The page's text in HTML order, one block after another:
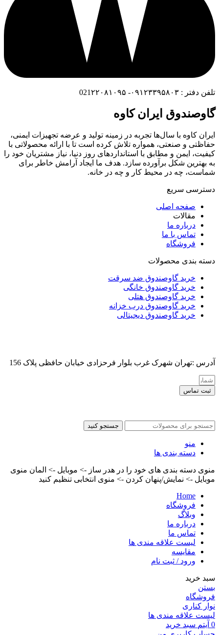
تلفن دفتر : ۰۹۱۲۳۳۹۵۸۰۳- 021۲۲۰۸۱۰۹۵
گاوصندوق ایران کاوه
ایران کاوه با سال‌ها تجربه در زمینه تولید و عرضه تجهیزات ایمنی،
حفاظتی و صنعتی، همواره تلاش کرده است تا با ارائه محصولاتی با
کیفیت، ایمن و مطابق با استانداردهای روز دنیا، نیاز مشتریان خود را
به بهترین شکل برآورده سازد. هدف ما ایجاد آرامش خاطر برای
شماست، چه در محیط کار و چه در خانه.
دسترسی سریع
صفحه اصلی
مقالات
درباره ما
تماس با ما
فروشگاه
دسته بندی محصولات
خرید گاوصندوق ضد سرقت
خرید گاوصندوق خانگی
خرید گاوصندوق هتلی
خرید گاوصندوق درب خزانه
خرید گاوصندوق دیجیتالی
آدرس :تهران شهرک غرب بلوار فرحزادی خیابان حافظی پلاک 156
ثبت تماس
جستجو کنید
منو
دسته بندی ها
منوی دسته بندی های خود را در هدر ساز -> موبایل -> المان منوی
موبایل -> نمایش/پنهان کردن -> منوی انتخابی تنظیم کنید
Home
فروشگاه
وبلاگ
درباره ما
تماس ما
لیست علاقه مندی ها
مقایسه
ورود / ثبت نام
سبد خرید
بستن
فروشگاه
نوار کناری
لیست علاقه مندی ها
0 آیتم سبد خرید